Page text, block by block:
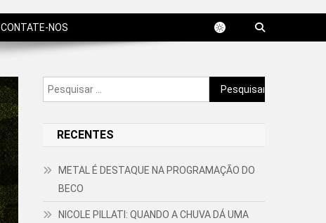
CONTATE-NOS
Pesquisar
por:
RECENTES
METAL É DESTAQUE NA PROGRAMAÇÃO DO
BECO
NICOLE PILLATI: QUANDO A CHUVA DÁ UMA